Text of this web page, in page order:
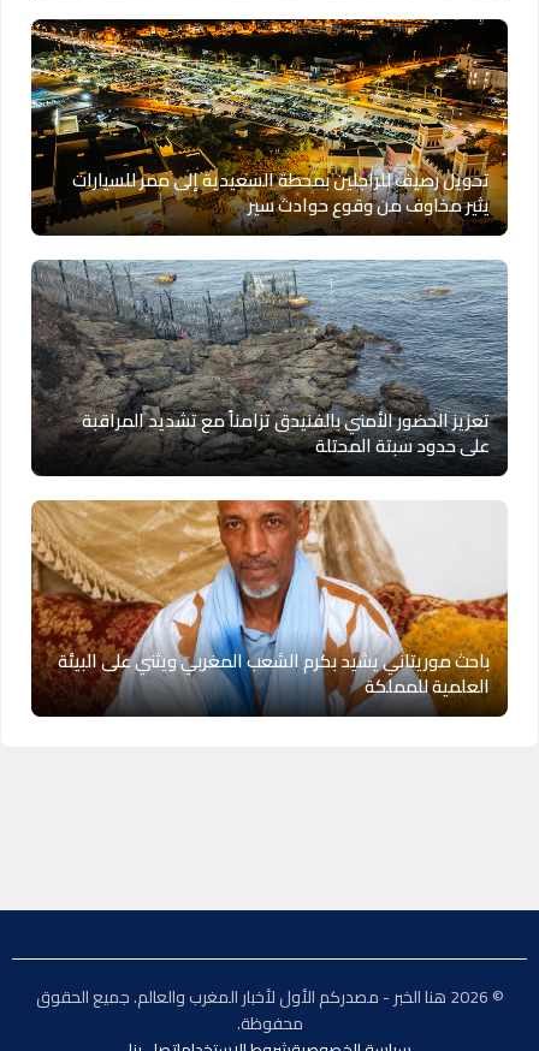
تحويل رصيف للراجلين بمحطة السعيدية إلى ممر للسيارات
يثير مخاوف من وقوع حوادث سير
تعزيز الحضور الأمني بالفنيدق تزامناً مع تشديد المراقبة
على حدود سبتة المحتلة
باحث موريتاني يشيد بكرم الشعب المغربي ويثني على البيئة
العلمية للمملكة
© 2026 هنا الخبر - مصدركم الأول لأخبار المغرب والعالم. جميع الحقوق
محفوظة.